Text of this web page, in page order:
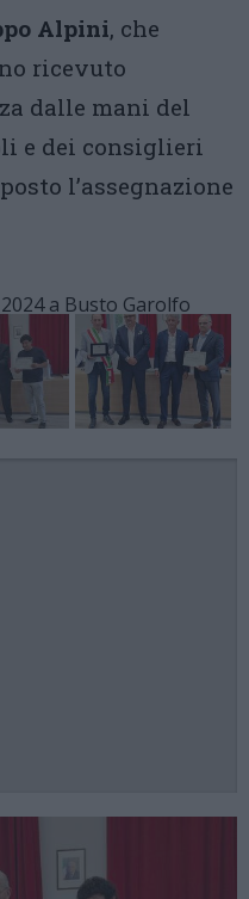
Alpini, che
ricevuto
dalle mani del
e dei consiglieri
l’assegnazione
a Busto Garolfo